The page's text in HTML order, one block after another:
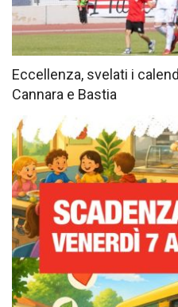
Eccellenza, svelati i
Cannara e Bastia